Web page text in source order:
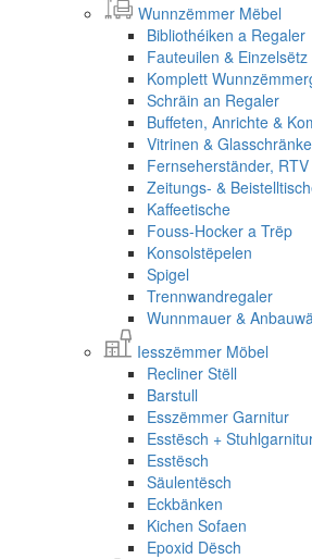
Wunnzëmmer Mëbel
Bibliothéiken a Regaler
Fauteuilen & Einzelsëtz
Komplett
Schräin an Regaler
Buffeten, Anrichte &
Vitrinen & Glasschränke
Fernseherständer,
Zeitungs- &
Kaffeetische
Fouss-Hocker a Trëp
Konsolstëpelen
Spigel
Trennwandregaler
Wunnmauer &
Iesszëmmer Möbel
Recliner Stëll
Barstull
Esszëmmer Garnitur
Esstësch +
Esstësch
Säulentësch
Eckbänken
Kichen Sofaen
Epoxid Dësch